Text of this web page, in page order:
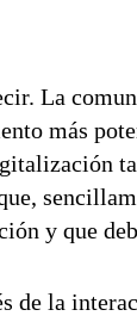
La
más
y que
la